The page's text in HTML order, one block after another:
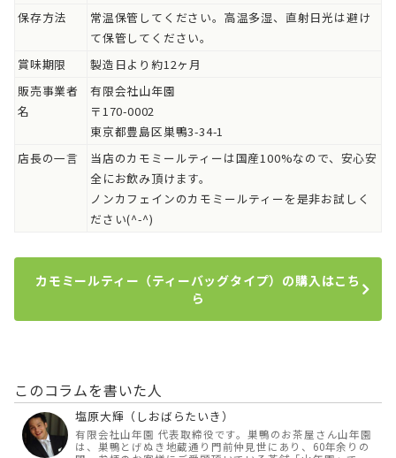
保存方法
常温保管してください。高温多湿、直射日光は避け
て保管してください。
賞味期限
製造日より約12ヶ月
販売事業者
名
有限会社山年園
〒170-0002
東京都豊島区巣鴨3-34-1
店長の一言
当店のカモミールティーは国産100%なので、安心安
全にお飲み頂けます。
ノンカフェインのカモミールティーを是非お試しく
ださい(^-^)
カモミールティー（ティーバッグタイプ）の購入はこち
ら
このコラムを書いた人
塩原大輝（しおばらたいき）
有限会社山年園 代表取締役です。巣鴨のお茶屋さん山年園
は、巣鴨とげぬき地蔵通り門前仲見世にあり、60年余りの